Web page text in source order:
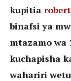
kupitia ‎
binafsi ya
mtazamo wa
kuchapisha
wahariri